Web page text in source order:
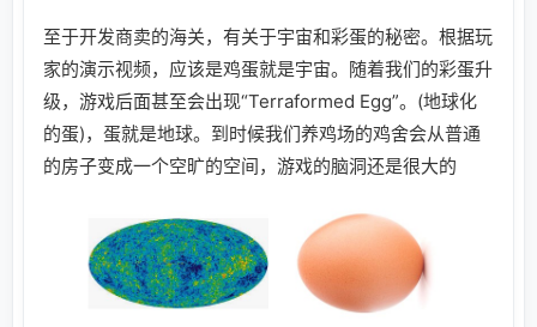
至于开发商卖的海关，有关于宇宙和彩蛋的秘密。根据玩
家的演示视频，应该是鸡蛋就是宇宙。随着我们的彩蛋升
级，游戏后面甚至会出现“Terraformed Egg”。(地球化
的蛋)，蛋就是地球。到时候我们养鸡场的鸡舍会从普通
的房子变成一个空旷的空间，游戏的脑洞还是很大的